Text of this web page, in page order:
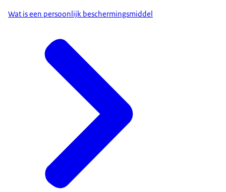
Wat is een persoonlijk beschermingsmiddel